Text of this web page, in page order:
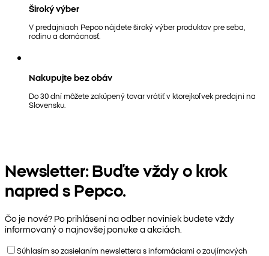
Široký výber
V predajniach Pepco nájdete široký výber produktov pre seba,
rodinu a domácnosť.
Nakupujte bez obáv
Do 30 dní môžete zakúpený tovar vrátiť v ktorejkoľvek predajni na
Slovensku.
Newsletter: Buďte vždy o krok
napred s Pepco.
Čo je nové? Po prihlásení na odber noviniek budete vždy
informovaný o najnovšej ponuke a akciách.
Súhlasím so zasielaním newslettera s informáciami o zaujímavých